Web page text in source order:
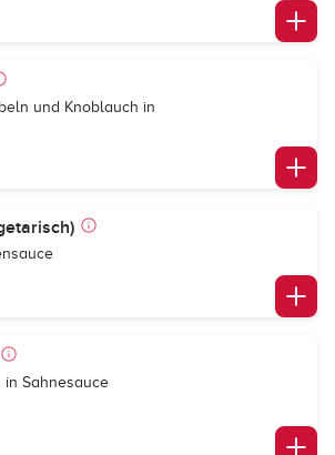
und Knoblauch in
in Sahnesauce